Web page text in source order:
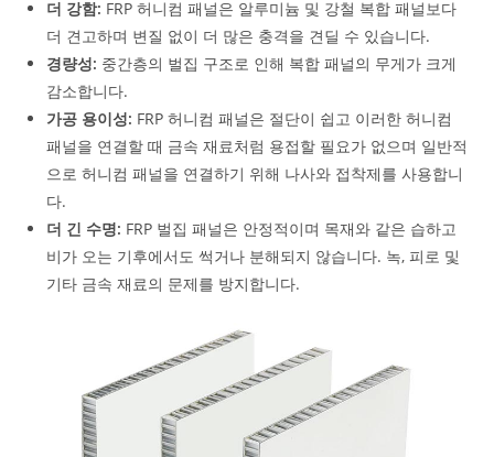
더 강함: FRP 허니컴 패널은 알루미늄 및 강철 복합 패널보다
더 견고하며 변질 없이 더 많은 충격을 견딜 수 있습니다.
경량성: 중간층의 벌집 구조로 인해 복합 패널의 무게가 크게
감소합니다.
가공 용이성: FRP 허니컴 패널은 절단이 쉽고 이러한 허니컴
패널을 연결할 때 금속 재료처럼 용접할 필요가 없으며 일반적
으로 허니컴 패널을 연결하기 위해 나사와 접착제를 사용합니
다.
더 긴 수명: FRP 벌집 패널은 안정적이며 목재와 같은 습하고
비가 오는 기후에서도 썩거나 분해되지 않습니다. 녹, 피로 및
기타 금속 재료의 문제를 방지합니다.